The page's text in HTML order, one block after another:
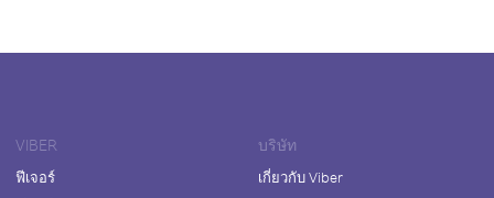
VIBER
ฟีเจอร์
บริษัท
เกี่ยวกับ Viber